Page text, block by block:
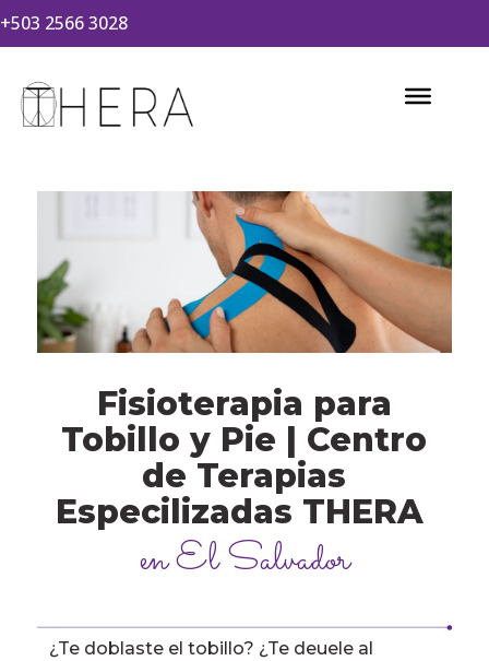
+503 2566 3028
Fisioterapia para
Tobillo y Pie | Centro
de Terapias
Especilizadas THERA
en El Salvador
¿Te doblaste el tobillo? ¿Te deuele al